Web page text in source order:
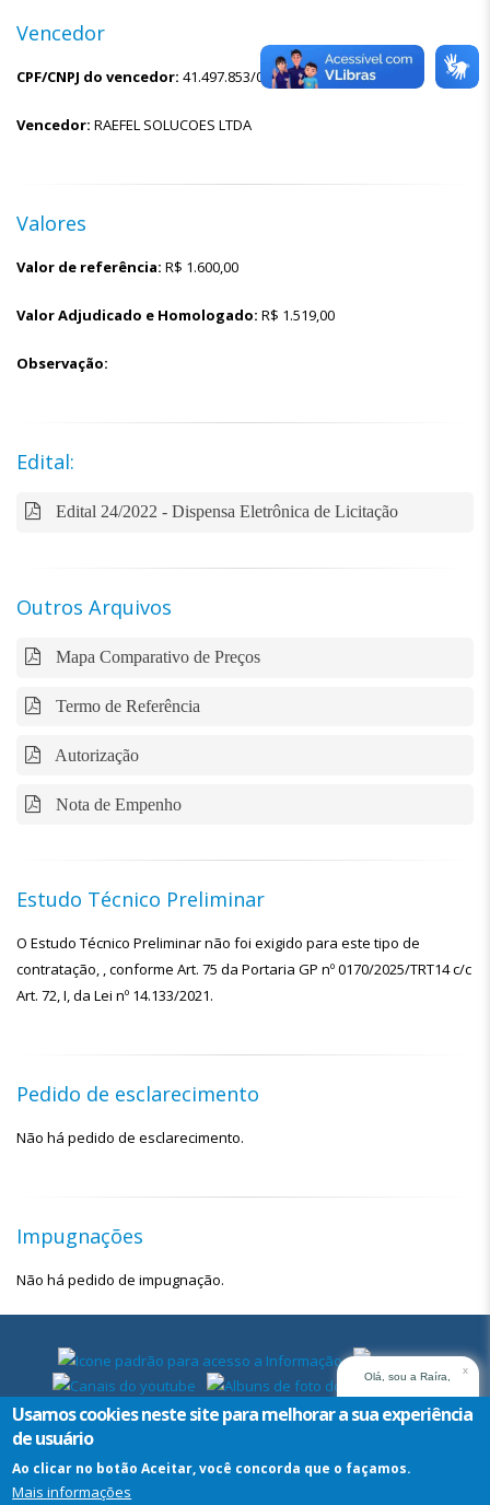
Vencedor
CPF/CNPJ do vencedor: 41.497.853/0001-68
Vencedor: RAEFEL SOLUCOES LTDA
Valores
Valor de referência: R$ 1.600,00
Valor Adjudicado e Homologado: R$ 1.519,00
Observação:
Edital:
Edital 24/2022 - Dispensa Eletrônica de Licitação
Outros Arquivos
Mapa Comparativo de Preços
Termo de Referência
Autorização
Nota de Empenho
Estudo Técnico Preliminar
O Estudo Técnico Preliminar não foi exigido para este tipo de
contratação, , conforme Art. 75 da Portaria GP nº 0170/2025/TRT14 c/c
Art. 72, I, da Lei nº 14.133/2021.
Pedido de esclarecimento
Não há pedido de esclarecimento.
Impugnações
Não há pedido de impugnação.
Olá, sou a Raíra,
assistente virtual do
TRT14. Em que posso
x
Usamos cookies neste site para melhorar a sua experiência
de usuário
Ao clicar no botão Aceitar, você concorda que o façamos.
Mais informações